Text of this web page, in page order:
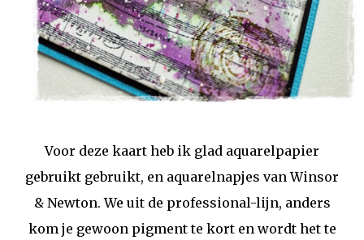
Voor deze kaart heb ik glad aquarelpapier
gebruikt gebruikt, en aquarelnapjes van Winsor
& Newton. We uit de professional-lijn, anders
kom je gewoon pigment te kort en wordt het te